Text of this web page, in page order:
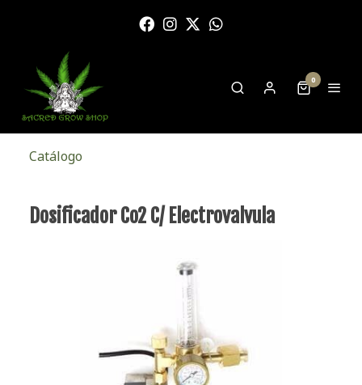
0
Catálogo
Dosificador Co2 C/ Electrovalvula